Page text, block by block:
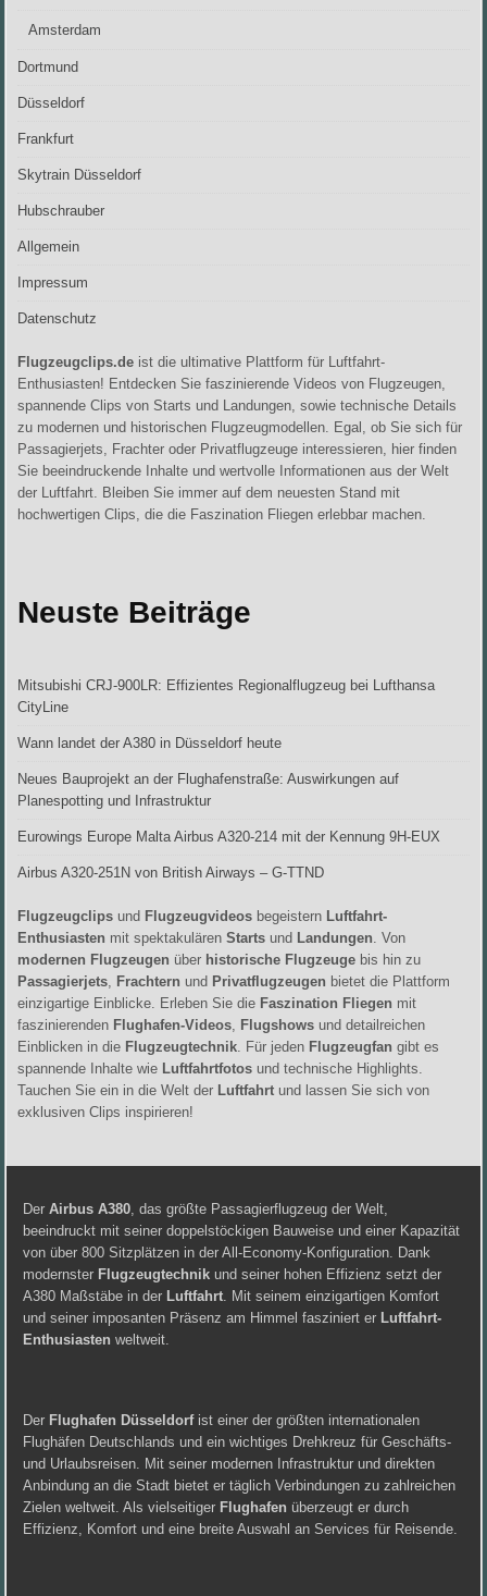
Amsterdam
Dortmund
Düsseldorf
Frankfurt
Skytrain Düsseldorf
Hubschrauber
Allgemein
Impressum
Datenschutz
Flugzeugclips.de ist die ultimative Plattform für Luftfahrt-
Enthusiasten! Entdecken Sie faszinierende Videos von Flugzeugen,
spannende Clips von Starts und Landungen, sowie technische Details
zu modernen und historischen Flugzeugmodellen. Egal, ob Sie sich für
Passagierjets, Frachter oder Privatflugzeuge interessieren, hier finden
Sie beeindruckende Inhalte und wertvolle Informationen aus der Welt
der Luftfahrt. Bleiben Sie immer auf dem neuesten Stand mit
hochwertigen Clips, die die Faszination Fliegen erlebbar machen.
Neuste Beiträge
Mitsubishi CRJ-900LR: Effizientes Regionalflugzeug bei Lufthansa
CityLine
Wann landet der A380 in Düsseldorf heute
Neues Bauprojekt an der Flughafenstraße: Auswirkungen auf
Planespotting und Infrastruktur
Eurowings Europe Malta Airbus A320-214 mit der Kennung 9H-EUX
Airbus A320-251N von British Airways – G-TTND
Flugzeugclips und Flugzeugvideos begeistern Luftfahrt-
Enthusiasten mit spektakulärenStarts und Landungen . Von
modernen Flugzeugen über historische Flugzeuge bis hin zu
Passagierjets Frachtern und Privatflugzeugen bietet die Plattform
einzigartige Einblicke. Erleben Sie die Faszination Fliegen mit
faszinierenden Flughafen-Videos Flugshows und detailreichen
Einblicken in die Flugzeugtechnik . Für jeden Flugzeugfan gibt es
spannende Inhalte wie Luftfahrtfotos und technische Highlights.
Tauchen Sie ein in die Welt der Luftfahrt und lassen Sie sich von
exklusiven Clips inspirieren!
DerAirbus A380 , das größte Passagierflugzeug der Welt,
beeindruckt mit seiner doppelstöckigen Bauweise und einer Kapazität
von über 800 Sitzplätzen in der All-Economy-Konfiguration. Dank
modernster Flugzeugtechnik und seiner hohen Effizienz setzt der
A380 Maßstäbe in der Luftfahrt . Mit seinem einzigartigen Komfort
und seiner imposanten Präsenz am Himmel fasziniert er Luftfahrt-
Enthusiasten weltweit.
Der Flughafen Düsseldorfist einer der größten internationalen
Flughäfen Deutschlands und ein wichtiges Drehkreuz für Geschäfts-
und Urlaubsreisen. Mit seiner modernen Infrastruktur und direkten
Anbindung an die Stadt bietet er täglich Verbindungen zu zahlreichen
Zielen weltweit. Als vielseitiger Flughafen überzeugt er durch
Effizienz, Komfort und eine breite Auswahl an Services für Reisende.